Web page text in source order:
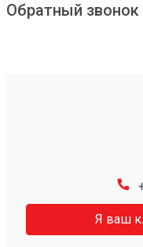
Обратный звонок
Я ваш